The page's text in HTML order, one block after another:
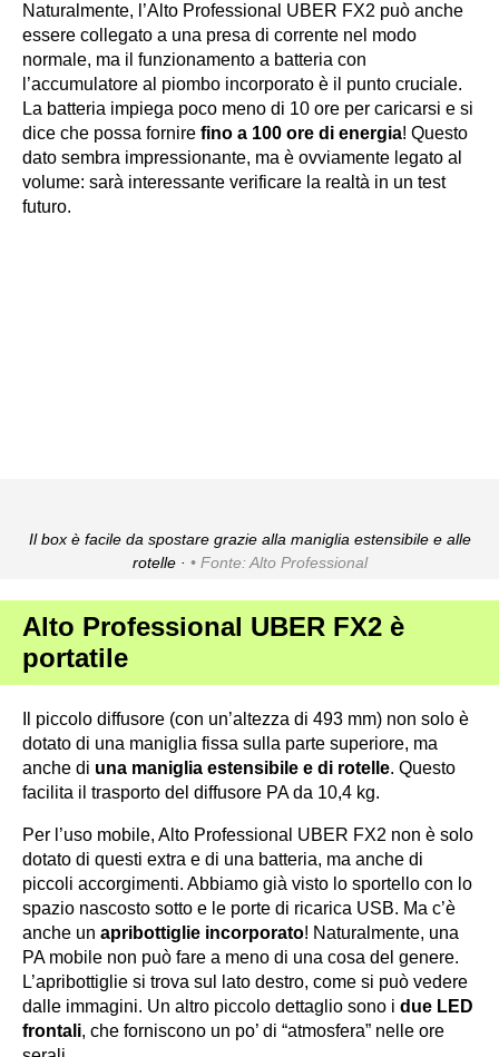
Naturalmente, l’Alto Professional UBER FX2 può anche
essere collegato a una presa di corrente nel modo
normale, ma il funzionamento a batteria con
l’accumulatore al piombo incorporato è il punto cruciale.
La batteria impiega poco meno di 10 ore per caricarsi e si
dice che possa fornire fino a 100 ore di energia! Questo
dato sembra impressionante, ma è ovviamente legato al
volume: sarà interessante verificare la realtà in un test
futuro.
Il box è facile da spostare grazie alla maniglia estensibile e alle
rotelle ·
Fonte: Alto Professional
Alto Professional UBER FX2 è
portatile
Il piccolo diffusore (con un’altezza di 493 mm) non solo è
dotato di una maniglia fissa sulla parte superiore, ma
anche di una maniglia estensibile e di rotelle. Questo
facilita il trasporto del diffusore PA da 10,4 kg.
Per l’uso mobile, Alto Professional UBER FX2 non è solo
dotato di questi extra e di una batteria, ma anche di
piccoli accorgimenti. Abbiamo già visto lo sportello con lo
spazio nascosto sotto e le porte di ricarica USB. Ma c’è
anche un apribottiglie incorporato! Naturalmente, una
PA mobile non può fare a meno di una cosa del genere.
L’apribottiglie si trova sul lato destro, come si può vedere
dalle immagini. Un altro piccolo dettaglio sono i due LED
frontali, che forniscono un po’ di “atmosfera” nelle ore